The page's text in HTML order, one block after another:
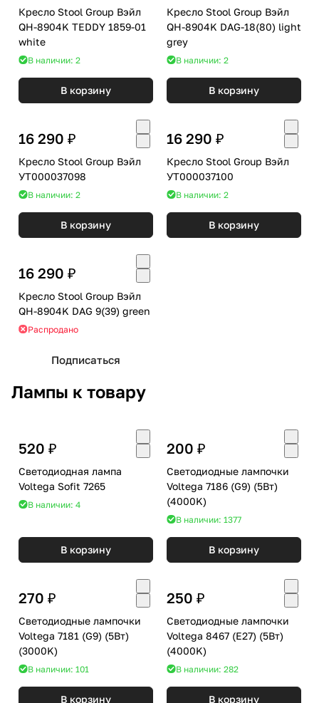
Кресло Stool Group Вэйл
QH-8904K TEDDY 1859-01
white
В наличии: 2
В корзину
Кресло Stool Group Вэйл
QH-8904K DAG-18(80) light
grey
В наличии: 2
В корзину
16 290 ₽
Кресло Stool Group Вэйл
УТ000037098
В наличии: 2
В корзину
16 290 ₽
Кресло Stool Group Вэйл
УТ000037100
В наличии: 2
В корзину
16 290 ₽
Кресло Stool Group Вэйл
QH-8904K DAG 9(39) green
Распродано
Подписаться
Лампы к товару
520 ₽
Светодиодная лампа
Voltega Sofit 7265
В наличии: 4
В корзину
200 ₽
Светодиодные лампочки
Voltega 7186 (G9) (5Вт)
(4000K)
В наличии: 1377
В корзину
270 ₽
Светодиодные лампочки
Voltega 7181 (G9) (5Вт)
(3000K)
В наличии: 101
В корзину
250 ₽
Светодиодные лампочки
Voltega 8467 (E27) (5Вт)
(4000K)
В наличии: 282
В корзину